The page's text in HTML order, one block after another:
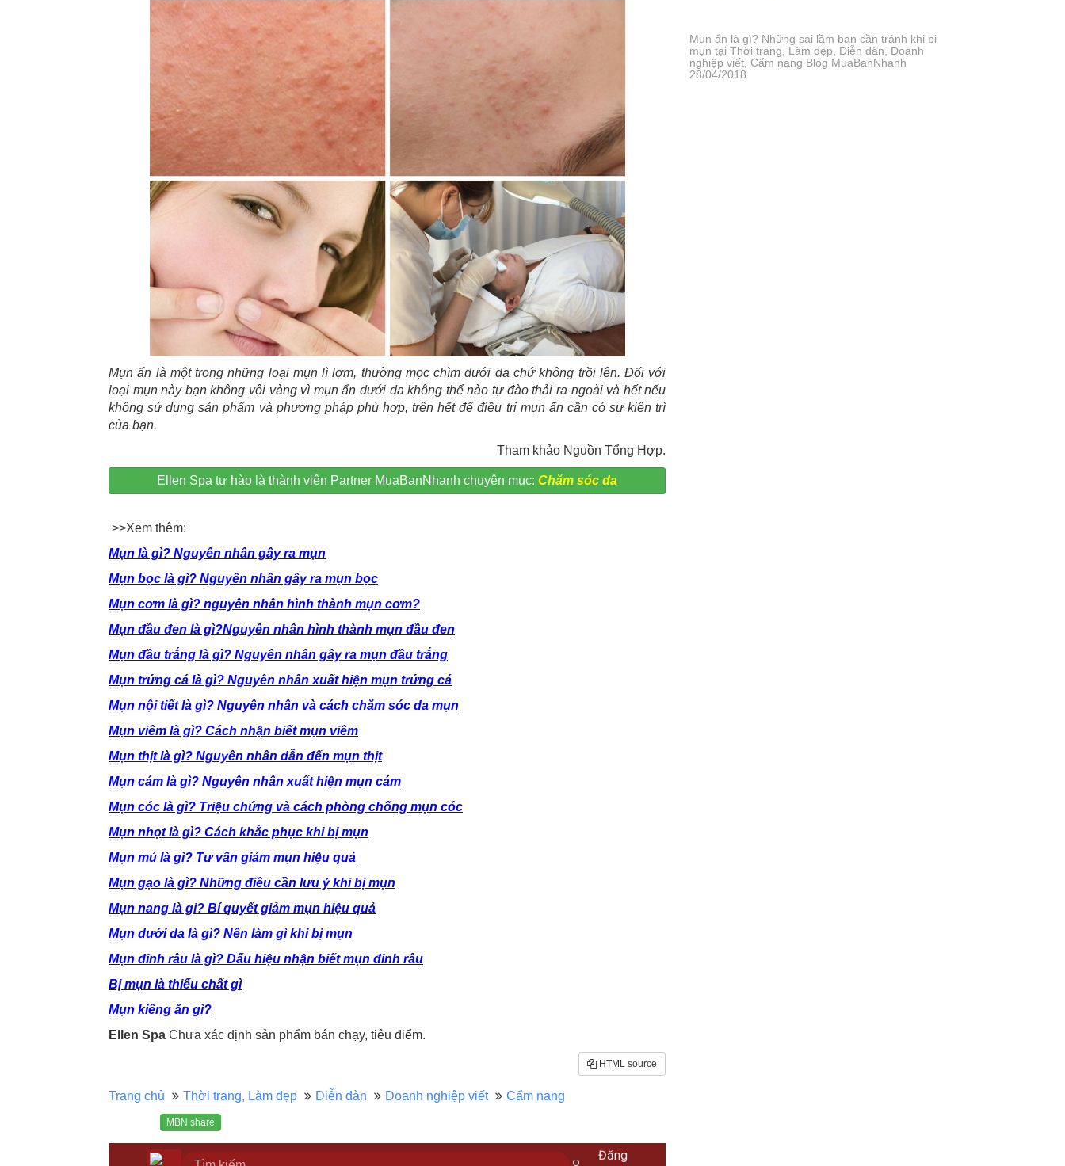
Mụn ẩn là một trong những loại mụn lì lợm, thường mọc chìm dưới da chứ không trồi lên. Đối với
loại mụn này bạn không vội vàng vì mụn ẩn dưới da không thể nào tự đào thải ra ngoài và hết nếu
không sử dụng sản phẩm và phương pháp phù hợp, trên hết để điều trị mụn ẩn cần có sự kiên trì
của bạn.
Tham khảo Nguồn Tổng Hợp.
Ellen Spa tự hào là thành viên Partner MuaBanNhanh chuyên mục:Chăm sóc da
>>Xem thêm:
Mụn là gì? Nguyên nhân gây ra mụn
Mụn bọc là gì? Nguyên nhân gây ra mụn bọc
Mụn cơm là gì? nguyên nhân hình thành mụn cơm?
Mụn đầu đen là gì?Nguyên nhân hình thành mụn đầu đen
Mụn đầu trắng là gì? Nguyên nhân gây ra mụn đầu trắng
Mụn trứng cá là gì? Nguyên nhân xuất hiện mụn trứng cá
Mụn nội tiết là gì? Nguyên nhân và cách chăm sóc da mụn
Mụn viêm là gì? Cách nhận biết mụn viêm
Mụn thịt là gì? Nguyên nhân dẫn đến mụn thịt
Mụn cám là gì? Nguyên nhân xuất hiện mụn cám
Mụn cóc là gì? Triệu chứng và cách phòng chống mụn cóc
Mụn nhọt là gì? Cách khắc phục khi bị mụn
Mụn mủ là gì? Tư vấn giảm mụn hiệu quả
Mụn gạo là gì? Những điều cần lưu ý khi bị mụn
Mụn nang là gi? Bí quyết giảm mụn hiệu quả
Mụn dưới da là gì? Nên làm gì khi bị mụn
Mụn đinh râu là gì? Dấu hiệu nhận biết mụn đinh râu
Bị mụn là thiếu chất gì
Mụn kiêng ăn gì?
Ellen Spa Chưa xác định sản phẩm bán chạy, tiêu điểm.
HTML source
Trang chủ Thời trang, Làm đẹp Diễn đàn Doanh nghiệp viết Cẩm nang
MBN share
Mụn ẩn là gì? Những sai lầm bạn cần tránh khi bị
mụn tại Thời trang, Làm đẹp, Diễn đàn, Doanh
nghiệp viết, Cẩm nang Blog MuaBanNhanh
28/04/2018